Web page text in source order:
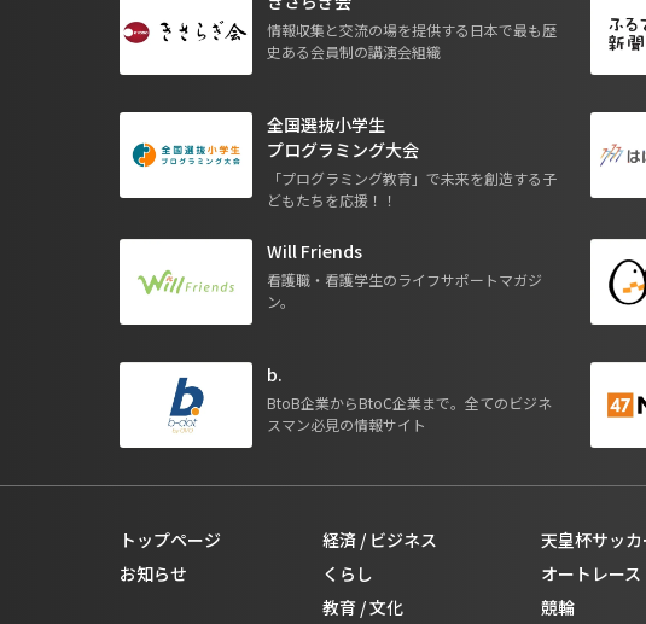
情報収集と交流の場を提供する日本で最も歴
史ある会員制の講演会組織
全国選抜小学生
プログラミング大会
「プログラミング教育」で未来を創造する子
どもたちを応援！！
Will Friends
看護職・看護学生のライフサポートマガジ
ン。
b.
BtoB企業からBtoC企業まで。全てのビジネ
スマン必見の情報サイト
トップページ
お知らせ
経済 / ビジネス
くらし
教育 / 文化
天皇杯サッカ
オートレース
競輪